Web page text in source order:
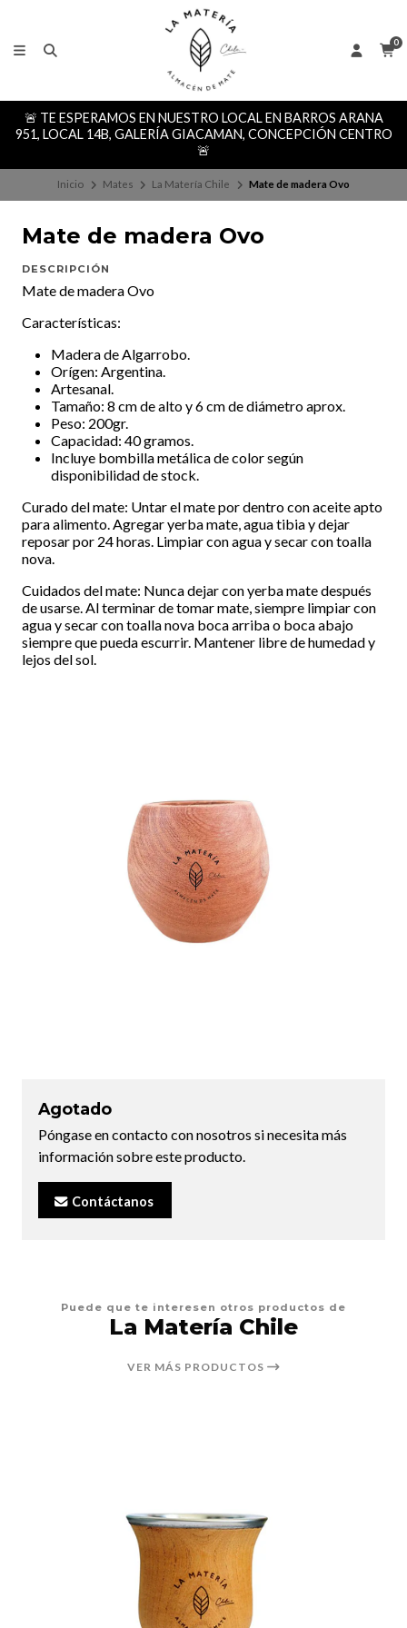
0
🚨 TE ESPERAMOS EN NUESTRO LOCAL EN BARROS ARANA
951, LOCAL 14B, GALERÍA GIACAMAN, CONCEPCIÓN CENTRO
🚨
Inicio Mates La Matería Chile Mate de madera Ovo
Mate de madera Ovo
DESCRIPCIÓN
Mate de madera Ovo
Características:
Madera de Algarrobo.
Orígen: Argentina.
Artesanal.
Tamaño: 8 cm de alto y 6 cm de diámetro aprox.
Peso: 200gr.
Capacidad: 40 gramos.
Incluye bombilla metálica de color según
disponibilidad de stock.
Curado del mate: Untar el mate por dentro con aceite apto
para alimento. Agregar yerba mate, agua tibia y dejar
reposar por 24 horas. Limpiar con agua y secar con toalla
nova.
Cuidados del mate: Nunca dejar con yerba mate después
de usarse. Al terminar de tomar mate, siempre limpiar con
agua y secar con toalla nova boca arriba o boca abajo
siempre que pueda escurrir. Mantener libre de humedad y
lejos del sol.
Agotado
Póngase en contacto con nosotros si necesita más
información sobre este producto.
Contáctanos
Puede que te interesen otros productos de
La Matería Chile
VER MÁS PRODUCTOS